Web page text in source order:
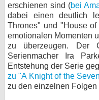
erschienen sind (bei
dabei einen deutlich
Thrones" und "House
emotionalen Momenten
zu überzeugen. Der
Serienmacher Ira
Entstehung der Serie
zu "A Knight of the
zu den einzelnen